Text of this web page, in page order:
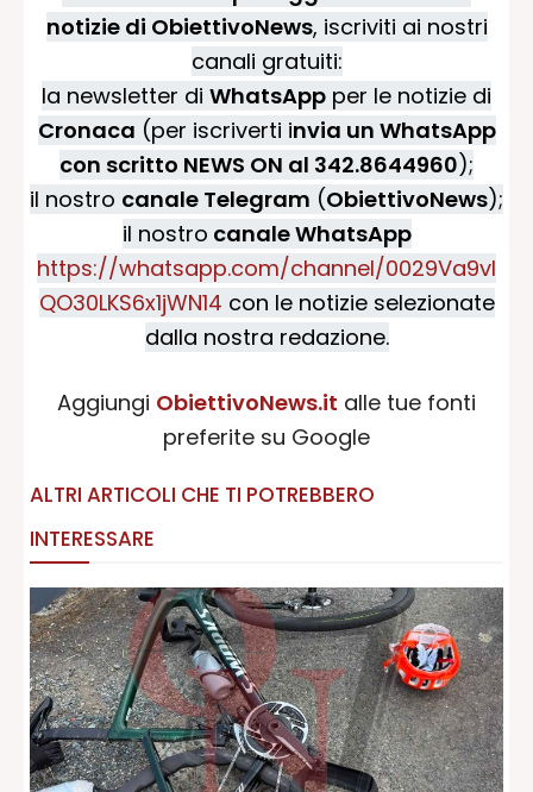
notizie di ObiettivoNews, iscriviti ai nostri
canali gratuiti:
la newsletter di WhatsApp per le notizie di
Cronaca (per iscriverti invia un WhatsApp
con scritto NEWS ON al 342.8644960);
il nostro canale Telegram (ObiettivoNews);
il nostro canale WhatsApp
https://whatsapp.com/channel/0029Va9vI
QO30LKS6x1jWN14 con le notizie selezionate
dalla nostra redazione.
Aggiungi ObiettivoNews.it alle tue fonti
preferite su Google
ALTRI ARTICOLI CHE TI POTREBBERO
INTERESSARE